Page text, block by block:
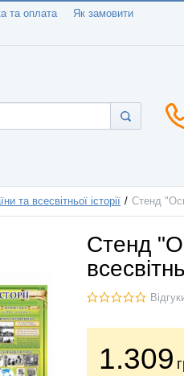
та оплата
Як замовити
та всесвітньої історії Стенд
Стенд
1.309